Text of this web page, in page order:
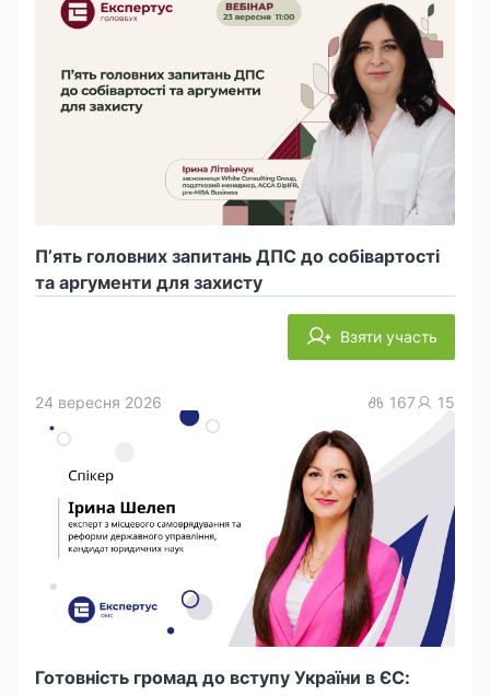
П’ять головних запитань ДПС до собівартості
та аргументи для захисту
Взяти участь
Готовність громад до вступу України в ЄС:
24 вересня 2026 167 15